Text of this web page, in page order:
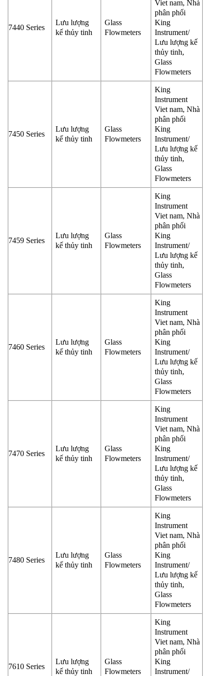
7440 Series
Lưu lượng
kế thủy tinh
Glass
Flowmeters
Viet nam, Nhà
phân phối
King
Instrument/
Lưu lượng kế
thủy tinh,
Glass
Flowmeters
7450 Series
Lưu lượng
kế thủy tinh
Glass
Flowmeters
King
Instrument
Viet nam, Nhà
phân phối
King
Instrument/
Lưu lượng kế
thủy tinh,
Glass
Flowmeters
7459 Series
Lưu lượng
kế thủy tinh
Glass
Flowmeters
King
Instrument
Viet nam, Nhà
phân phối
King
Instrument/
Lưu lượng kế
thủy tinh,
Glass
Flowmeters
7460 Series
Lưu lượng
kế thủy tinh
Glass
Flowmeters
King
Instrument
Viet nam, Nhà
phân phối
King
Instrument/
Lưu lượng kế
thủy tinh,
Glass
Flowmeters
7470 Series
Lưu lượng
kế thủy tinh
Glass
Flowmeters
King
Instrument
Viet nam, Nhà
phân phối
King
Instrument/
Lưu lượng kế
thủy tinh,
Glass
Flowmeters
7480 Series
Lưu lượng
kế thủy tinh
Glass
Flowmeters
King
Instrument
Viet nam, Nhà
phân phối
King
Instrument/
Lưu lượng kế
thủy tinh,
Glass
Flowmeters
7610 Series
Lưu lượng
kế thủy tinh
Glass
Flowmeters
King
Instrument
Viet nam, Nhà
phân phối
King
Instrument/